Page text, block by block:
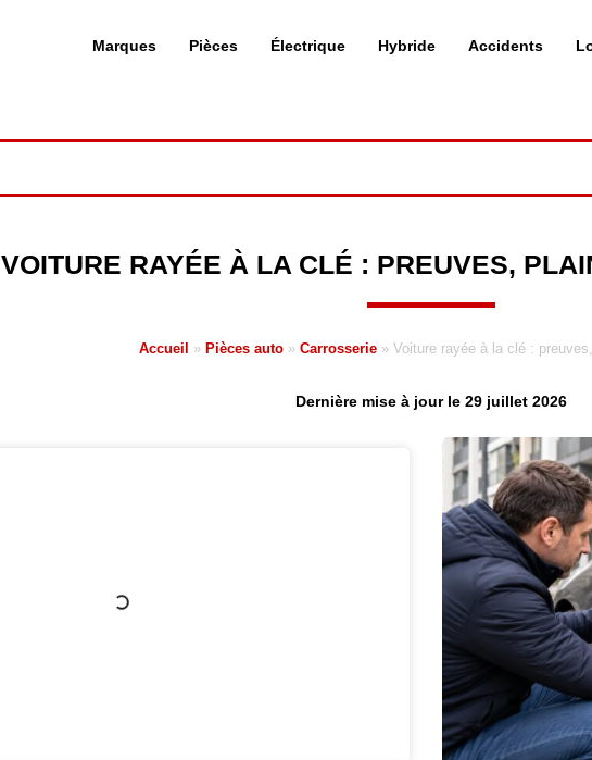
Marques Pièces Électrique Hybride Accidents
VOITURE RAYÉE À LA CLÉ : PREUVES,
Accueil » Pièces auto » Carrosserie » Voiture rayée à la clé :
Dernière mise à jour le 29 juillet 2026